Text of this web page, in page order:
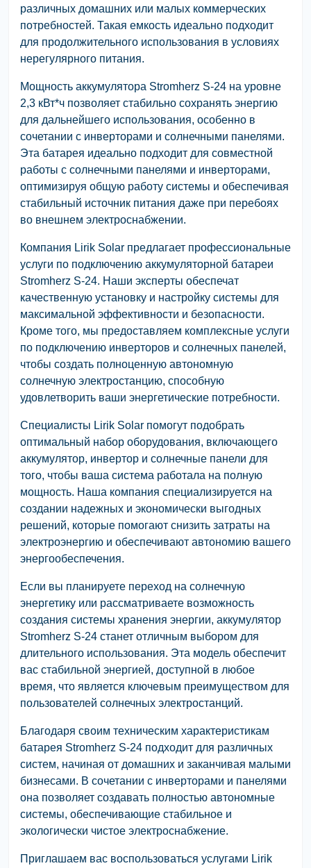
различных домашних или малых коммерческих
потребностей. Такая емкость идеально подходит
для продолжительного использования в условиях
нерегулярного питания.
Мощность аккумулятора Stromherz S-24 на уровне
2,3 кВт*ч позволяет стабильно сохранять энергию
для дальнейшего использования, особенно в
сочетании с инверторами и солнечными панелями.
Эта батарея идеально подходит для совместной
работы с солнечными панелями и инверторами,
оптимизируя общую работу системы и обеспечивая
стабильный источник питания даже при перебоях
во внешнем электроснабжении.
Компания Lirik Solar предлагает профессиональные
услуги по подключению аккумуляторной батареи
Stromherz S-24. Наши эксперты обеспечат
качественную установку и настройку системы для
максимальной эффективности и безопасности.
Кроме того, мы предоставляем комплексные услуги
по подключению инверторов и солнечных панелей,
чтобы создать полноценную автономную
солнечную электростанцию, способную
удовлетворить ваши энергетические потребности.
Специалисты Lirik Solar помогут подобрать
оптимальный набор оборудования, включающего
аккумулятор, инвертор и солнечные панели для
того, чтобы ваша система работала на полную
мощность. Наша компания специализируется на
создании надежных и экономически выгодных
решений, которые помогают снизить затраты на
электроэнергию и обеспечивают автономию вашего
энергообеспечения.
Если вы планируете переход на солнечную
энергетику или рассматриваете возможность
создания системы хранения энергии, аккумулятор
Stromherz S-24 станет отличным выбором для
длительного использования. Эта модель обеспечит
вас стабильной энергией, доступной в любое
время, что является ключевым преимуществом для
пользователей солнечных электростанций.
Благодаря своим техническим характеристикам
батарея Stromherz S-24 подходит для различных
систем, начиная от домашних и заканчивая малыми
бизнесами. В сочетании с инверторами и панелями
она позволяет создавать полностью автономные
системы, обеспечивающие стабильное и
экологически чистое электроснабжение.
Приглашаем вас воспользоваться услугами Lirik